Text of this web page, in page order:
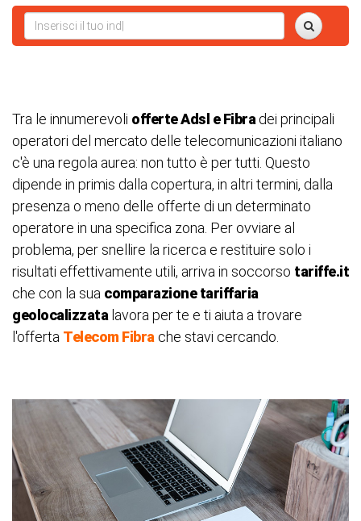
Tra le innumerevoli offerte Adsl e Fibra dei principali
operatori del mercato delle telecomunicazioni italiano
c'è una regola aurea: non tutto è per tutti. Questo
dipende in primis dalla copertura, in altri termini, dalla
presenza o meno delle offerte di un determinato
operatore in una specifica zona. Per ovviare al
problema, per snellire la ricerca e restituire solo i
risultati effettivamente utili, arriva in soccorso tariffe.it
che con la sua comparazione tariffaria
geolocalizzata lavora per te e ti aiuta a trovare
l'offerta Telecom Fibra che stavi cercando.